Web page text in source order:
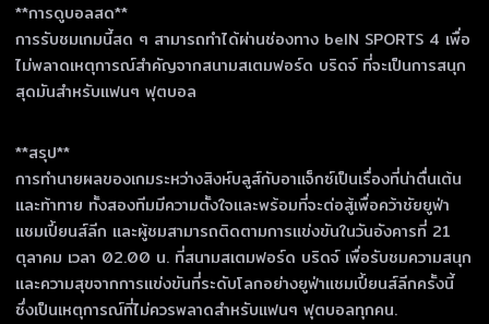
**การดูบอลสด**
การรับชมเกมนี้สด ๆ สามารถทำได้ผ่านช่องทาง beIN SPORTS 4 เพื่อ
ไม่พลาดเหตุการณ์สำคัญจากสนามสเตมฟอร์ด บริดจ์ ที่จะเป็นการสนุก
สุดมันสำหรับแฟนๆ ฟุตบอล
**สรุป**
การทำนายผลของเกมระหว่างสิงห์บลูส์กับอาแจ็กซ์เป็นเรื่องที่น่าตื่นเต้น
และท้าทาย ทั้งสองทีมมีความตั้งใจและพร้อมที่จะต่อสู้เพื่อคว้าชัยยูฟ่า
แชมเปี้ยนส์ลีก และผู้ชมสามารถติดตามการแข่งขันในวันอังคารที่ 21
ตุลาคม เวลา 02.00 น. ที่สนามสเตมฟอร์ด บริดจ์ เพื่อรับชมความสนุก
และความสุขจากการแข่งขันที่ระดับโลกอย่างยูฟ่าแชมเปี้ยนส์ลีกครั้งนี้
ซึ่งเป็นเหตุการณ์ที่ไม่ควรพลาดสำหรับแฟนๆ ฟุตบอลทุกคน.